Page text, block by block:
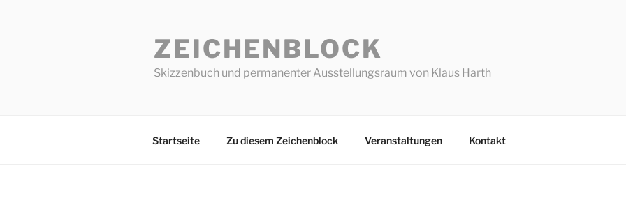
ZEICHENBLOCK
Skizzenbuch und permanenter Ausstellungsraum von Klaus Harth
Startseite Zu diesem Zeichenblock Veranstaltungen Kontakt